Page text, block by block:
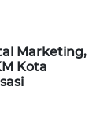
Marketing,
Kota